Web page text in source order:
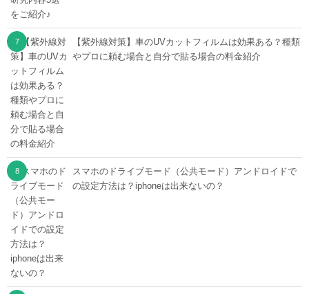
【紫外線対策】車のUVカットフィルムは効果ある？種類
やプロに頼む場合と自分で貼る場合の料金紹介
スマホのドライブモード（公共モード）アンドロイドで
の設定方法は？iphoneは出来ないの？